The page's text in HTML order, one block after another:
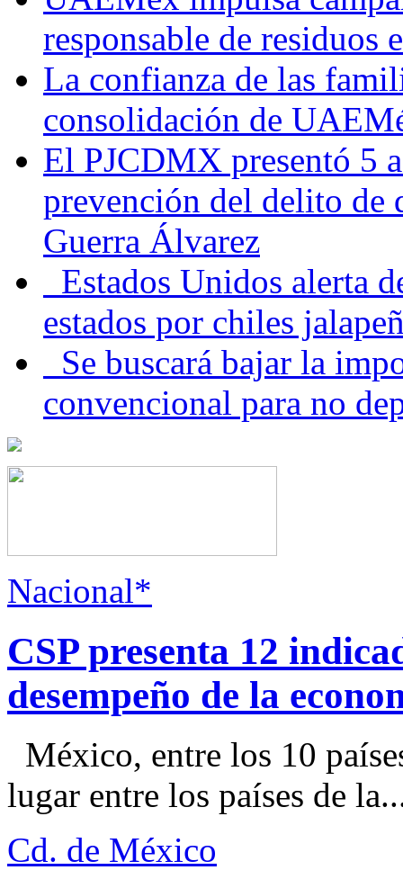
responsable de residuos
La confianza de las
consolidación de
El PJCDMX presentó 5
prevención del delito de
Guerra Álvarez
Estados Unidos alerta
estados por chiles
Se buscará bajar la
convencional para no
Nacional*
CSP presenta 12
desempeño de la
México, entre los 10
lugar entre los países de
Cd. de México